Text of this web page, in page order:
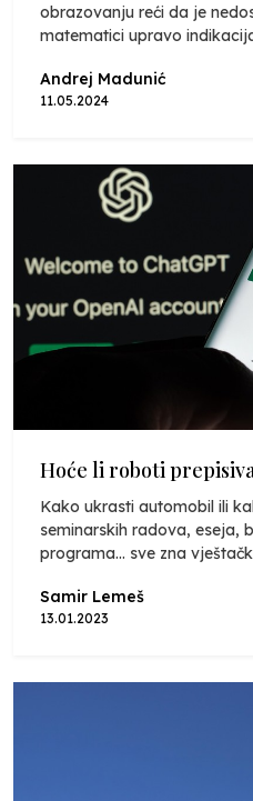
obrazovanju reći da je
matematici upravo
Andrej Madunić
11.05.2024
Hoće li roboti
Kako ukrasti automobil ili
seminarskih radova, eseja,
programa... sve zna
Samir Lemeš
13.01.2023